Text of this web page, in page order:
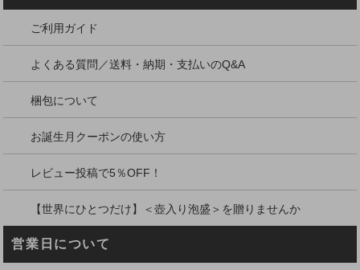
ご利用ガイド
よくある質問／送料・納期・支払いのQ&A
梱包について
お誕生月クーポンの使い方
レビュー投稿で5％OFF！
【世界にひとつだけ】＜壺入り泡盛＞を贈りませんか
営業日について